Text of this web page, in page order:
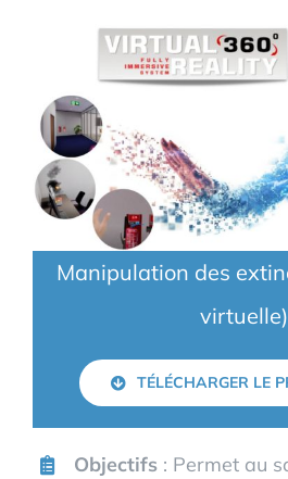
Manipulation des
virtuelle)
TÉLÉCHARGER LE
Objectifs : Permet au